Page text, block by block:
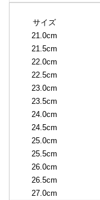
サイズ
21.0cm
21.5cm
22.0cm
22.5cm
23.0cm
23.5cm
24.0cm
24.5cm
25.0cm
25.5cm
26.0cm
26.5cm
27.0cm